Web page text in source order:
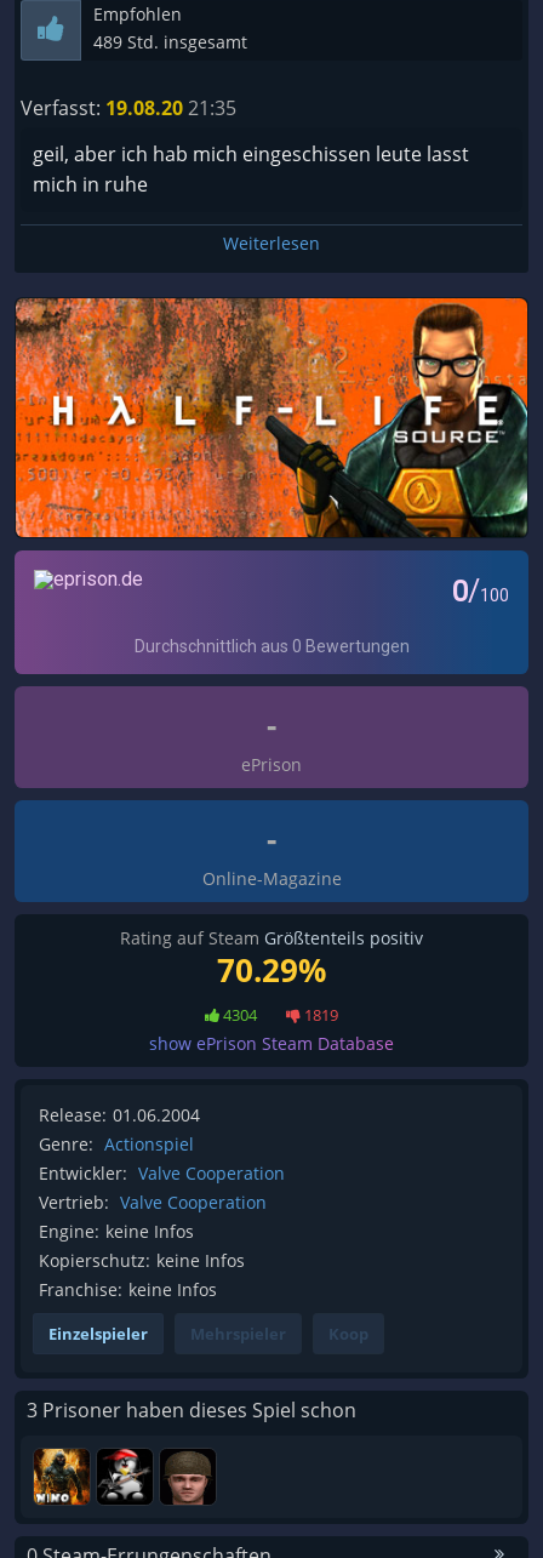
Empfohlen
489 Std. insgesamt
Verfasst: 19.08.2021:35
geil, aber ich hab mich eingeschissen leute lasst
mich in ruhe
Weiterlesen
-
ePrison
-
Online-Magazine
Rating auf Steam Größtenteils positiv
70.29%
4304 1819
show ePrison Steam Database
Release: 01.06.2004
Genre: Actionspiel
Entwickler: Valve Cooperation
Vertrieb: Valve Cooperation
Engine: keine Infos
Kopierschutz: keine Infos
Franchise: keine Infos
Einzelspieler Mehrspieler Koop
3 Prisoner haben dieses Spiel schon